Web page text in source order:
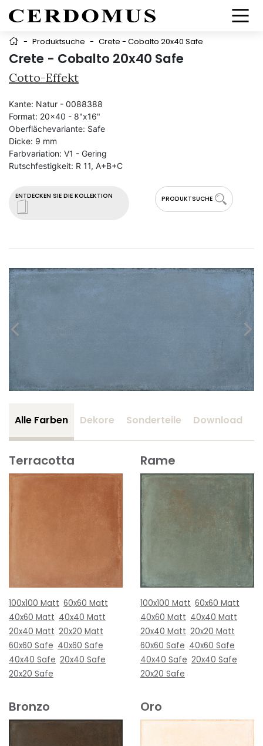
- Produktsuche - Crete - Cobalto 20x40 Safe
Crete - Cobalto 20x40 Safe
Cotto-Effekt
ENTDECKEN SIE DIE KOLLEKTION PRODUKTSUCHE
Kante: Natur - 0088388
Format: 20x40 - 8"x16"
Oberflächevariante: Safe
Dicke: 9 mm
Farbvariation: V1 - Gering
Rutschfestigkeit: R 11, A+B+C
Alle Farben Dekore Sonderteile Download
Terracotta
100x100 Matt 60x60 Matt
40x60 Matt 40x40 Matt
20x40 Matt 20x20 Matt
60x60 Safe 40x60 Safe
40x40 Safe 20x40 Safe
20x20 Safe
Rame
100x100 Matt 60x60 Matt
40x60 Matt 40x40 Matt
20x40 Matt 20x20 Matt
60x60 Safe 40x60 Safe
40x40 Safe 20x40 Safe
20x20 Safe
Bronzo Oro